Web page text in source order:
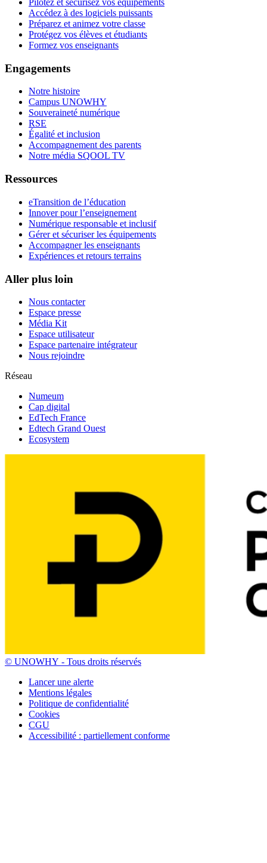
Pilotez et sécurisez vos équipements
Accédez à des logiciels puissants
Préparez et animez votre classe
Protégez vos élèves et étudiants
Formez vos enseignants
Engagements
Notre histoire
Campus UNOWHY
Souveraineté numérique
RSE
Égalité et inclusion
Accompagnement des parents
Notre média SQOOL TV
Ressources
eTransition de l’éducation
Innover pour l’enseignement
Numérique responsable et inclusif
Gérer et sécuriser les équipements
Accompagner les enseignants
Expériences et retours terrains
Aller plus loin
Nous contacter
Espace presse
Média Kit
Espace utilisateur
Espace partenaire intégrateur
Nous rejoindre
Réseau
Numeum
Cap digital
EdTech France
Edtech Grand Ouest
Ecosystem
© UNOWHY ‐ Tous droits réservés
Lancer une alerte
Mentions légales
Politique de confidentialité
Cookies
CGU
Accessibilité : partiellement conforme